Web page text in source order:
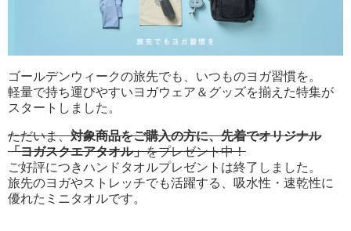
ゴールデンウィークの旅先でも、いつものヨガ習慣を。
軽量で持ち運びやすいヨガウェア＆グッズを揃えた特集が
スタートしました。
ただいま、対象商品をご購入の方に、先着でオリジナル
「ヨガスクエアタオル」をプレゼント中！
ご好評につきハンドタオルプレゼントは終了しました。
旅先のヨガやストレッチでも活躍する、吸水性・速乾性に
優れたミニタオルです。